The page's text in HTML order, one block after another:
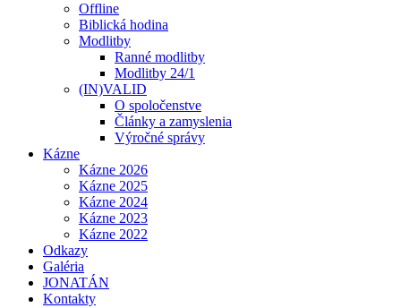
Offline
Biblická hodina
Modlitby
Ranné modlitby
Modlitby 24/1
(IN)VALID
O spoločenstve
Články a zamyslenia
Výročné správy
Kázne
Kázne 2026
Kázne 2025
Kázne 2024
Kázne 2023
Kázne 2022
Odkazy
Galéria
JONATÁN
Kontakty